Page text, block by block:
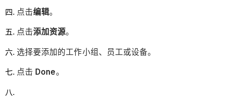
点击编辑。
点击添加资源。
选择要添加的工作小组、员工或设备。
点击 Done。